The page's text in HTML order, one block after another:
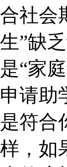
合社会
生”缺
是“家
申请助
是符合
样，如